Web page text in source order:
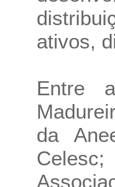
ativos,
Entre
da